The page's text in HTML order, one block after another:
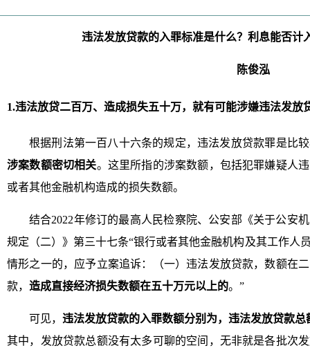
违法发放贷款的入罪标准是什么？利息能否计
陈俊泓
1.违法放贷二百万、造成损失五十万，就有可能涉嫌违法发放
根据刑法第一百八十六条的规定，违法发放贷款罪是比
涉案数额密切相关。这里所指的涉案数额，包括犯罪嫌疑人
或者其他金融机构造成的损失数额。
结合2022年修订的最高人民检察院、公安部《关于公安
规定（二）》第三十七条“银行或者其他金融机构及其工作人
情形之一的，应予立案追诉：（一）违法发放贷款，数额在
款， 造成直接经济损失数额在五十万元以上的。”
可见， 违法发放贷款的入罪数额分别为，违法发放贷款
其中，发放贷款总额没有太多可聊的空间，无非就是各批次